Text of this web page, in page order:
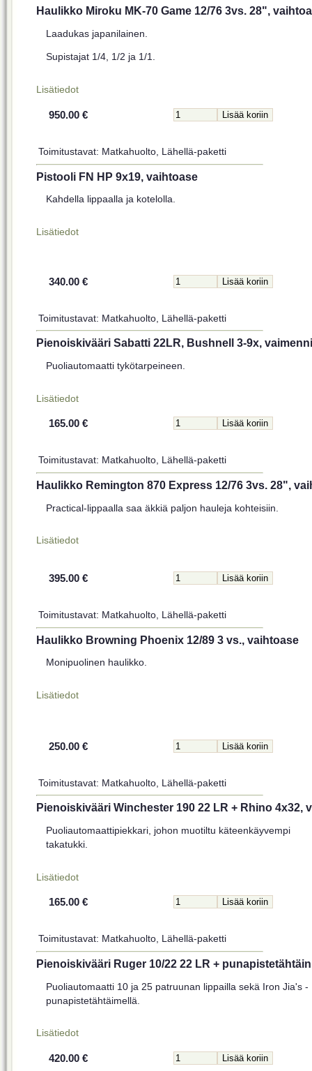
Haulikko Miroku MK-70 Game 12/76 3vs. 28",
Laadukas japanilainen.
Supistajat 1/4, 1/2 ja 1/1.
Lisätiedot
950.00 €
Toimitustavat: Matkahuolto, Lähellä-paketti
Pistooli FN HP 9x19, vaihtoase
Kahdella lippaalla ja kotelolla.
Lisätiedot
340.00 €
Toimitustavat: Matkahuolto, Lähellä-paketti
Pienoiskivääri Sabatti 22LR, Bushnell 3-9x,
Puoliautomaatti tykötarpeineen.
Lisätiedot
165.00 €
Toimitustavat: Matkahuolto, Lähellä-paketti
Haulikko Remington 870 Express 12/76 3vs. 28",
Practical-lippaalla saa äkkiä paljon hauleja kohteisiin.
Lisätiedot
395.00 €
Toimitustavat: Matkahuolto, Lähellä-paketti
Haulikko Browning Phoenix 12/89 3 vs., vaihtoase
Monipuolinen haulikko.
Lisätiedot
250.00 €
Toimitustavat: Matkahuolto, Lähellä-paketti
Pienoiskivääri Winchester 190 22 LR + Rhino 4x32,
Puoliautomaattipiekkari, johon muotiltu käteenkäyvempi
takatukki.
Lisätiedot
165.00 €
Toimitustavat: Matkahuolto, Lähellä-paketti
Pienoiskivääri Ruger 10/22 22 LR +
Puoliautomaatti 10 ja 25 patruunan lippailla sekä Iron Jia's -
punapistetähtäimellä.
Lisätiedot
420.00 €